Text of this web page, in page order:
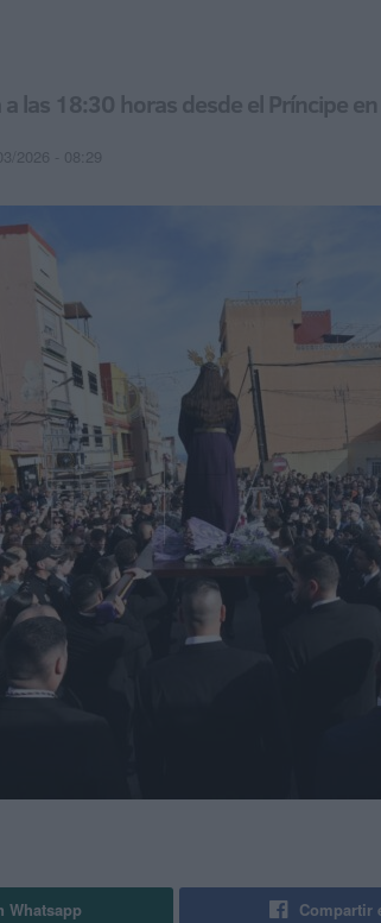
las 18:30 horas desde el Príncipe
2026 - 08:29
Whatsapp Compartir